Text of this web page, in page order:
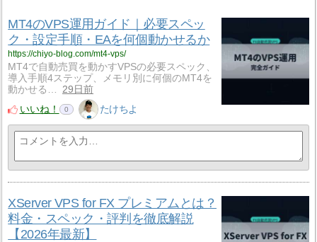
MT4のVPS運用ガイド｜必要スペッ
ク・設定手順・EAを何個動かせるか
https://chiyo-blog.com/mt4-vps/
MT4で自動売買を動かすVPSの必要スペック、
導入手順4ステップ、メモリ別に何個のMT4を
動かせる…
29日前
いいね！
0 たけちよ
XServer VPS for FX プレミアムとは？
料金・スペック・評判を徹底解説
【2026年最新】